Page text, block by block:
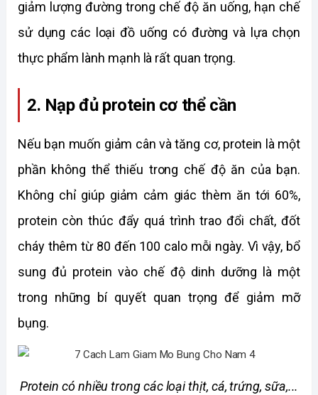
giảm lượng đường trong chế độ ăn uống, hạn chế
sử dụng các loại đồ uống có đường và lựa chọn
thực phẩm lành mạnh là rất quan trọng.
2. Nạp đủ protein cơ thể cần
Nếu bạn muốn giảm cân và tăng cơ, protein là một
phần không thể thiếu trong chế độ ăn của bạn.
Không chỉ giúp giảm cảm giác thèm ăn tới 60%,
protein còn thúc đẩy quá trình trao đổi chất, đốt
cháy thêm từ 80 đến 100 calo mỗi ngày. Vì vậy, bổ
sung đủ protein vào chế độ dinh dưỡng là một
trong những bí quyết quan trọng để giảm mỡ
bụng.
Protein có nhiều trong các loại thịt, cá, trứng, sữa,...